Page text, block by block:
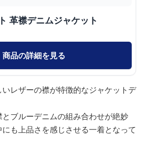
革襟デニムジャケット
商品の詳細を見る
レザーの襟が特徴的なジャケットデ
ブルーデニムの組み合わせが絶妙
も上品さを感じさせる一着となって